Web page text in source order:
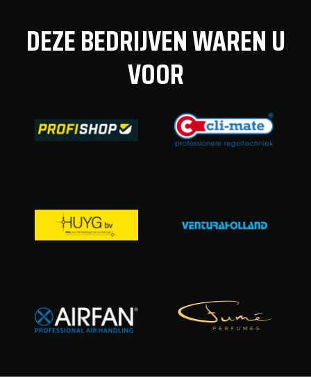
DEZE BEDRIJVEN WAREN U
VOOR